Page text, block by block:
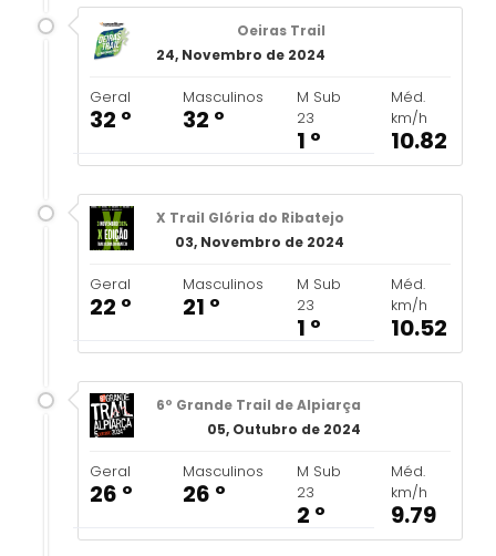
Oeiras Trail
24, Novembro de 2024
Geral
32 º
Masculinos
32 º
M Sub
23
1 º
Méd.
km/h
10.82
X Trail Glória do Ribatejo
03, Novembro de 2024
Geral
22 º
Masculinos
21 º
M Sub
23
1 º
Méd.
km/h
10.52
6º Grande Trail de Alpiarça
05, Outubro de 2024
Geral
26 º
Masculinos
26 º
M Sub
23
2 º
Méd.
km/h
9.79